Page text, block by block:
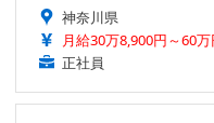
神奈川県
月給30万8,900円～60万
正社員